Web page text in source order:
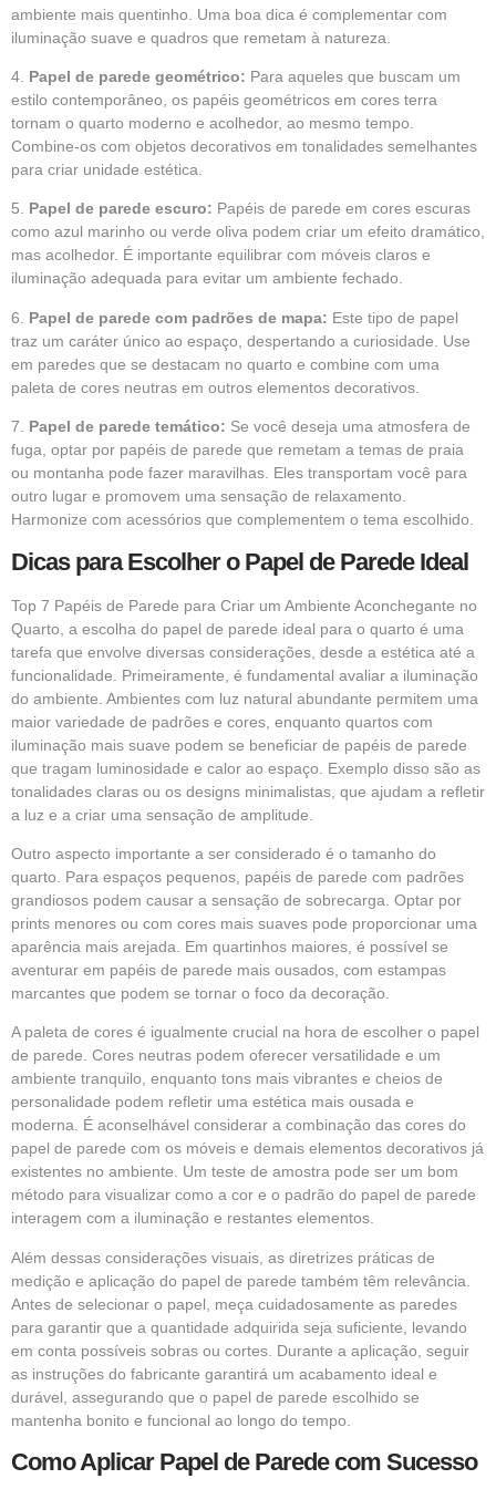
ambiente mais quentinho. Uma boa dica é complementar com
iluminação suave e quadros que remetam à natureza.
4. Papel de parede geométrico: Para aqueles que buscam um
estilo contemporâneo, os papéis geométricos em cores terra
tornam o quarto moderno e acolhedor, ao mesmo tempo.
Combine-os com objetos decorativos em tonalidades semelhantes
para criar unidade estética.
5. Papel de parede escuro: Papéis de parede em cores escuras
como azul marinho ou verde oliva podem criar um efeito dramático,
mas acolhedor. É importante equilibrar com móveis claros e
iluminação adequada para evitar um ambiente fechado.
6. Papel de parede com padrões de mapa: Este tipo de papel
traz um caráter único ao espaço, despertando a curiosidade. Use
em paredes que se destacam no quarto e combine com uma
paleta de cores neutras em outros elementos decorativos.
7. Papel de parede temático: Se você deseja uma atmosfera de
fuga, optar por papéis de parede que remetam a temas de praia
ou montanha pode fazer maravilhas. Eles transportam você para
outro lugar e promovem uma sensação de relaxamento.
Harmonize com acessórios que complementem o tema escolhido.
Dicas para Escolher o Papel de Parede Ideal
Top 7 Papéis de Parede para Criar um Ambiente Aconchegante no
Quarto, a escolha do papel de parede ideal para o quarto é uma
tarefa que envolve diversas considerações, desde a estética até a
funcionalidade. Primeiramente, é fundamental avaliar a iluminação
do ambiente. Ambientes com luz natural abundante permitem uma
maior variedade de padrões e cores, enquanto quartos com
iluminação mais suave podem se beneficiar de papéis de parede
que tragam luminosidade e calor ao espaço. Exemplo disso são as
tonalidades claras ou os designs minimalistas, que ajudam a refletir
a luz e a criar uma sensação de amplitude.
Outro aspecto importante a ser considerado é o tamanho do
quarto. Para espaços pequenos, papéis de parede com padrões
grandiosos podem causar a sensação de sobrecarga. Optar por
prints menores ou com cores mais suaves pode proporcionar uma
aparência mais arejada. Em quartinhos maiores, é possível se
aventurar em papéis de parede mais ousados, com estampas
marcantes que podem se tornar o foco da decoração.
A paleta de cores é igualmente crucial na hora de escolher o papel
de parede. Cores neutras podem oferecer versatilidade e um
ambiente tranquilo, enquanto tons mais vibrantes e cheios de
personalidade podem refletir uma estética mais ousada e
moderna. É aconselhável considerar a combinação das cores do
papel de parede com os móveis e demais elementos decorativos já
existentes no ambiente. Um teste de amostra pode ser um bom
método para visualizar como a cor e o padrão do papel de parede
interagem com a iluminação e restantes elementos.
Além dessas considerações visuais, as diretrizes práticas de
medição e aplicação do papel de parede também têm relevância.
Antes de selecionar o papel, meça cuidadosamente as paredes
para garantir que a quantidade adquirida seja suficiente, levando
em conta possíveis sobras ou cortes. Durante a aplicação, seguir
as instruções do fabricante garantirá um acabamento ideal e
durável, assegurando que o papel de parede escolhido se
mantenha bonito e funcional ao longo do tempo.
Como Aplicar Papel de Parede com Sucesso